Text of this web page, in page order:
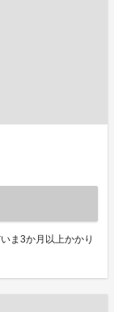
ま3か月以上かかり